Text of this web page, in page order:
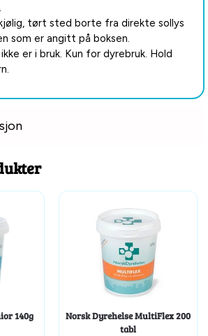
tørt sted borte fra direkte sollys
som er angitt på boksen.
er i bruk. Kun for dyrebruk. Hold
140g
Norsk Dyrehelse MultiFlex 200
tabl